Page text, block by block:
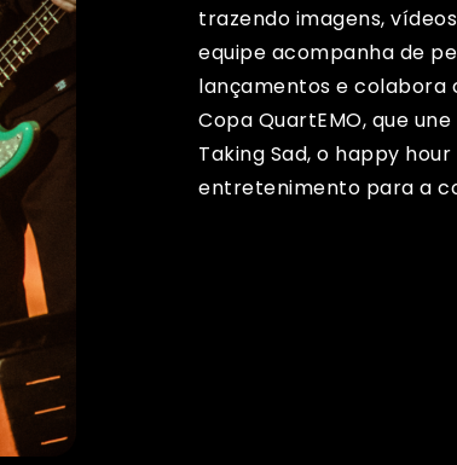
trazendo imagens,
equipe acompanha de
lançamentos e colabora
Copa QuartEMO, que
Taking Sad, o happy
entretenimento para a